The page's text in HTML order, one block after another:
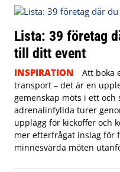
Lista: 39 företag
till ditt event
INSPIRATION
Att boka
transport – det är en
gemenskap möts i ett och
adrenalinfyllda turer
upplägg för kickoffer och
mer efterfrågat inslag för
minnesvärda möten